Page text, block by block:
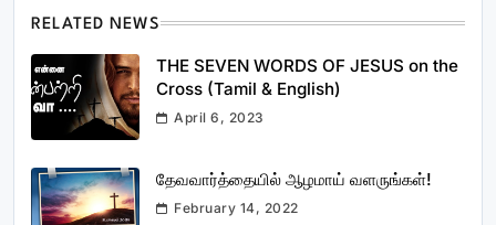
RELATED NEWS
THE SEVEN WORDS OF JESUS on the
Cross (Tamil & English)
April 6, 2023
தேவவார்த்தையில் ஆழமாய் வளருங்கள்!
February 14, 2022